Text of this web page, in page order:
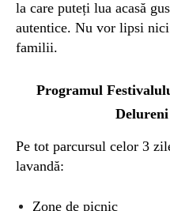
la care puteți lua acasă
autentice. Nu vor lipsi
familii.
Programul
Pe tot parcursul celor 3
lavandă:
Zone de picnic